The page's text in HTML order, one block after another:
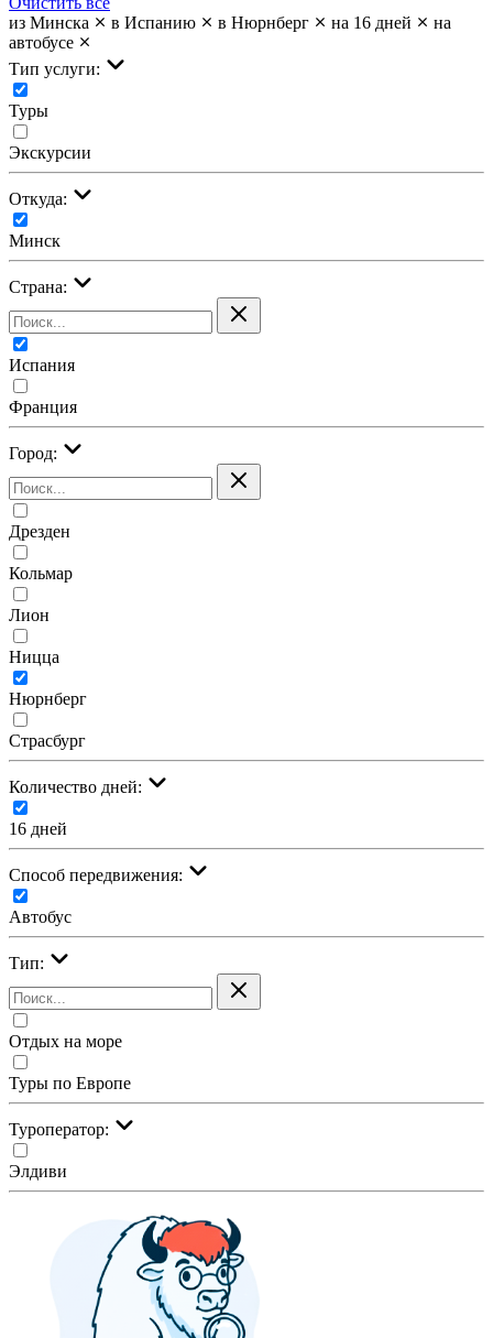
из Минска
в Испанию в Нюрнберг на 16 дней
на
автобусе
Тип услуги:
Туры
Экскурсии
Откуда:
Минск
Страна:
Испания
Франция
Город:
Дрезден
Кольмар
Лион
Ницца
Нюрнберг
Страсбург
Количество дней:
16 дней
Cпособ передвижения:
Автобус
Тип:
Отдых на море
Туры по Европе
Туроператор:
Элдиви